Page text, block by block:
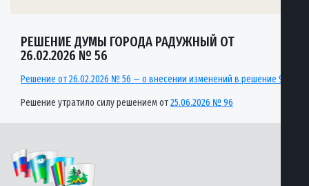
РЕШЕНИЕ ДУМЫ ГОРОДА РАДУЖНЫЙ ОТ
26.02.2026 № 56
Решение от 26.02.2026 № 56 — о внесении изменений в решение 97
Решение утратило силу решением от25.06.2026 № 96